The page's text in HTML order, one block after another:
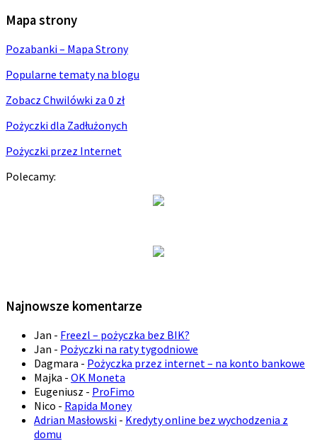
Mapa strony
Pozabanki – Mapa Strony
Popularne tematy na blogu
Zobacz Chwilówki za 0 zł
Pożyczki dla Zadłużonych
Pożyczki przez Internet
Polecamy:
Najnowsze komentarze
Jan - Freezl – pożyczka bez BIK?
Jan - Pożyczki na raty tygodniowe
Dagmara - Pożyczka przez internet – na konto bankowe
Majka - OK Moneta
Eugeniusz - ProFimo
Nico - Rapida Money
Adrian Masłowski - Kredyty online bez wychodzenia z
domu